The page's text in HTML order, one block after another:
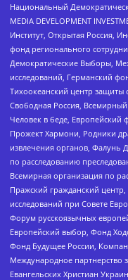
Национальный
MEDIA DEVELOPMENT
Институт, Открытая Россия,
фонд регионального
Демократические Выборы,
исследований, Германский
Тихоокеанский центр
Свободная Россия, Всемирный
Человек в беде, Европейский
Прожект Хармони, Родники
извлечения органов, Фалунь
по расследованию
Всемирная организация по
Пражский гражданский
исследований при Совете
Форум русскоязычных
Европейский выбор, Фонд
Фонд Будущее России,
Международное партнерство
Евангельских Христиан